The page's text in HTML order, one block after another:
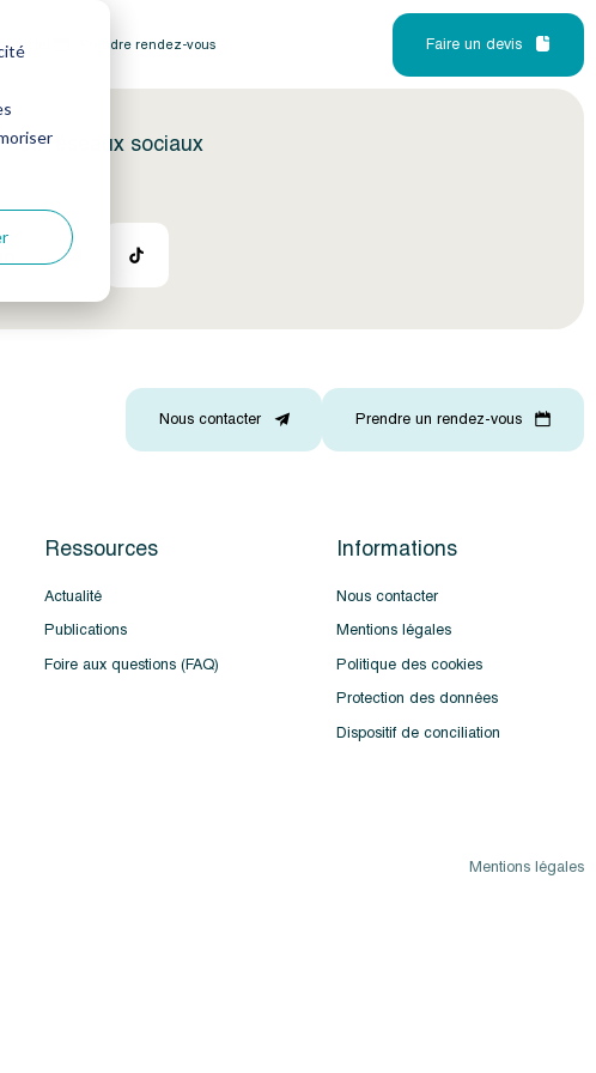
Prendre rendez-vous Faire un devis
réseaux sociaux
Nous contacter Prendre un rendez-vous
Ressources
Actualité
Publications
Foire aux questions (FAQ)
Informations
Nous contacter
Mentions légales
Politique des cookies
Protection des données
Dispositif de conciliation
Mentions légales